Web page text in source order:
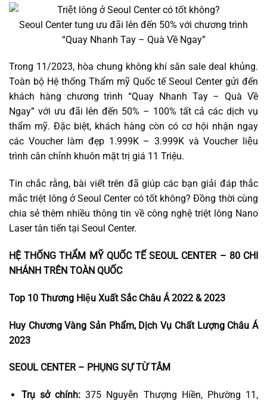
Seoul Center tung ưu đãi lên đến 50% với chương trình
“Quay Nhanh Tay – Quà Về Ngay”
Trong 11/2023, hòa chung không khí săn sale deal khủng.
Toàn bộ Hệ thống Thẩm mỹ Quốc tế Seoul Center gửi đến
khách hàng chương trình “Quay Nhanh Tay – Quà Về
Ngay” với ưu đãi lên đến 50% – 100% tất cả các dịch vụ
thẩm mỹ. Đặc biệt, khách hàng còn có cơ hội nhận ngay
các Voucher làm đẹp 1.999K – 3.999K và Voucher liệu
trình cân chỉnh khuôn mặt trị giá 11 Triệu.
Tin chắc rằng, bài viết trên đã giúp các bạn giải đáp thắc
mắc triệt lông ở Seoul Center có tốt không? Đồng thời cùng
chia sẻ thêm nhiều thông tin về công nghệ triệt lông Nano
Laser tân tiến tại Seoul Center.
HỆ THỐNG THẨM MỸ QUỐC TẾ SEOUL CENTER – 80 CHI
NHÁNH TRÊN TOÀN QUỐC
Top 10 Thương Hiệu Xuất Sắc Châu Á 2022 & 2023
Huy Chương Vàng Sản Phẩm, Dịch Vụ Chất Lượng Châu Á
2023
SEOUL CENTER – PHỤNG SỰ TỪ TÂM
Trụ sở chính: 375 Nguyễn Thượng Hiền, Phường 11,